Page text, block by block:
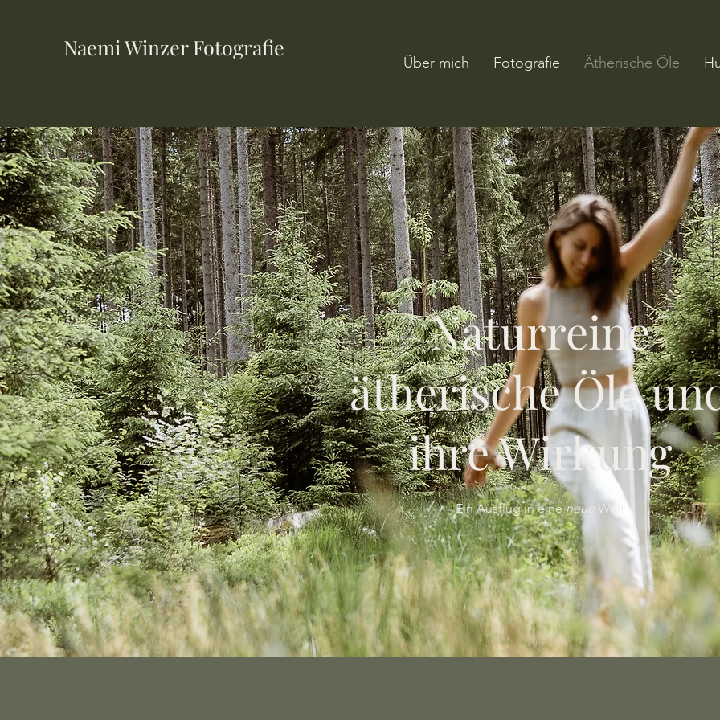
Naemi Winzer Fotografie
Über mich Fotografie Ätherische Öle
Naturreine
ätherische Öle
ihre Wirkung
Ein Ausflug in eineneue Welt